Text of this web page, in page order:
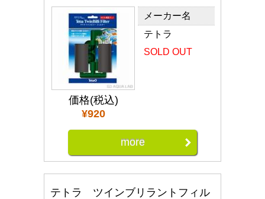
価格(税込)
¥920
メーカー名
テトラ
SOLD OUT
more
テトラ ツインブリラントフィル